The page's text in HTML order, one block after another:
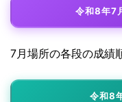
令和8年7
7月場所の各段の成績
令和8